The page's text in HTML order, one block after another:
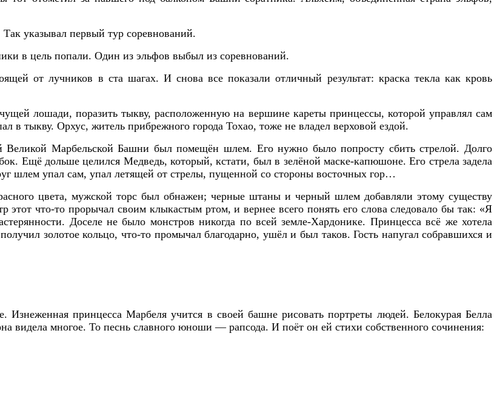
указывал первый тур соревнований.
в цель попали. Один из эльфов выбыл из соревнований.
от лучников в ста шагах. И снова все показали отличный результат: краска текла как кровь
лошади, поразить тыкву, расположенную на вершине кареты принцессы, которой управлял сам
в тыкву. Орхус, житель прибрежного города Тохао, тоже не владел верховой ездой.
Марбельской Башни был помещён шлем. Его нужно было попросту сбить стрелой. Долго
Ещё дольше целился Медведь, который, кстати, был в зелёной маске-капюшоне. Его стрела задела
шлем упал сам, упал летящей от стрелы, пущенной со стороны восточных гор…
цвета, мужской торс был обнажен; черные штаны и черный шлем добавляли этому существу
что-то прорычал своим клыкастым ртом, и вернее всего понять его слова следовало бы так: «Я
Доселе не было монстров никогда по всей земле-Хардонике. Принцесса всё же хотела
золотое кольцо, что-то промычал благодарно, ушёл и был таков. Гость напугал собравшихся и
принцесса Марбеля учится в своей башне рисовать портреты людей. Белокурая Белла
видела многое. То песнь славного юноши — рапсода. И поёт он ей стихи собственного сочинения: